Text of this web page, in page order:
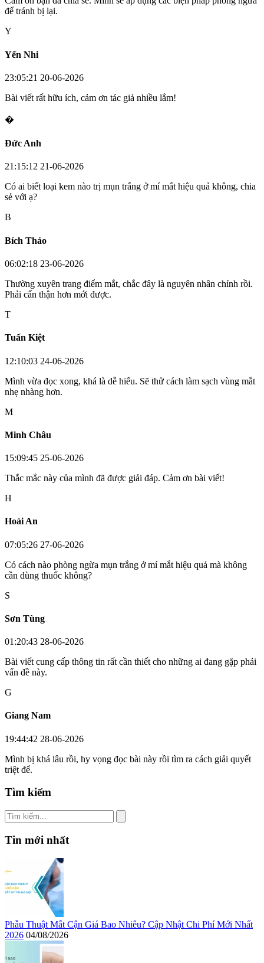
để tránh bị lại.
Y
Yến Nhi
23:05:21 20-06-2026
Bài viết rất hữu ích, cảm ơn tác giả nhiều lắm!
�
Đức Anh
21:15:12 21-06-2026
Có ai biết loại kem nào trị mụn trắng ở mí mắt hiệu quả không, chia
sẻ với ạ?
B
Bích Thảo
06:02:18 23-06-2026
Thường xuyên trang điểm mắt, chắc đây là nguyên nhân chính rồi.
Phải cẩn thận hơn mới được.
T
Tuấn Kiệt
12:10:03 24-06-2026
Mình vừa đọc xong, khá là dễ hiểu. Sẽ thử cách làm sạch vùng mắt
nhẹ nhàng hơn.
M
Minh Châu
15:09:45 25-06-2026
Thắc mắc này của mình đã được giải đáp. Cảm ơn bài viết!
H
Hoài An
07:05:26 27-06-2026
Có cách nào phòng ngừa mụn trắng ở mí mắt hiệu quả mà không
cần dùng thuốc không?
S
Sơn Tùng
01:20:43 28-06-2026
Bài viết cung cấp thông tin rất cần thiết cho những ai đang gặp phải
vấn đề này.
G
Giang Nam
19:44:42 28-06-2026
Mình bị khá lâu rồi, hy vọng đọc bài này rồi tìm ra cách giải quyết
triệt để.
Tìm kiếm
Tin mới nhất
Phẫu Thuật Mắt Cận Giá Bao Nhiêu? Cập Nhật Chi Phí Mới Nhất
2026 04/08/2026